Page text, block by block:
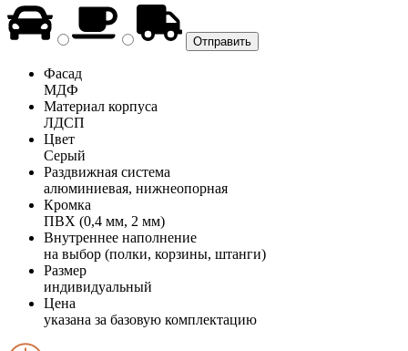
Фасад
МДФ
Материал корпуса
ЛДСП
Цвет
Серый
Раздвижная система
алюминиевая, нижнеопорная
Кромка
ПВХ (0,4 мм, 2 мм)
Внутреннее наполнение
на выбор (полки, корзины, штанги)
Размер
индивидуальный
Цена
указана за базовую комплектацию